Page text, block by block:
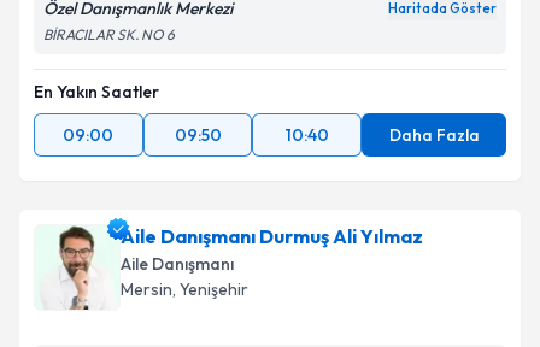
Özel Danışmanlık Merkezi Haritada Göster
BİRACILAR SK. NO 6
En Yakın Saatler
09:00
09:50 10:40 Daha Fazla
Aile Danışmanı Durmuş Ali Yılmaz
Aile Danışmanı
Mersin, Yenişehir